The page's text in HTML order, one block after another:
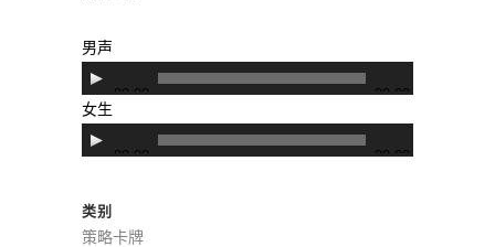
器
男声
音
频
播
放
00:00 00:00
女生
音
放
00:00 00:00
类别
策略卡牌